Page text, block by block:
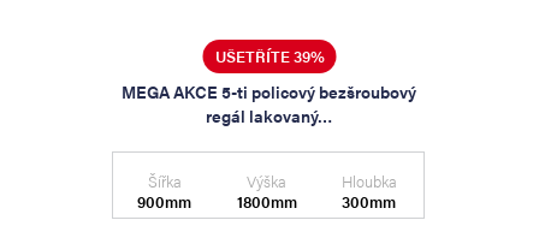
UŠETŘÍTE 39%
MEGA AKCE 5-ti policový bezšroubový
regál lakovaný…
Šířka
900mm
Výška
1800mm
Hloubka
300mm